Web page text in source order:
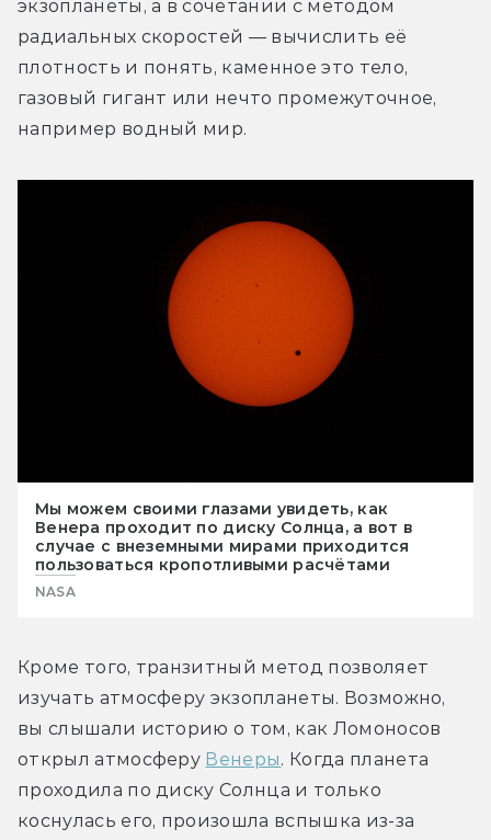
экзопланеты, а в сочетании с методом
радиальных скоростей — вычислить её
плотность и понять, каменное это тело,
газовый гигант или нечто промежуточное,
например водный мир.
Мы можем своими глазами увидеть, как
Венера проходит по диску Солнца, а вот в
случае с внеземными мирами приходится
пользоваться кропотливыми расчётами
NASA
Кроме того, транзитный метод позволяет
изучать атмосферу экзопланеты. Возможно,
вы слышали историю о том, как Ломоносов
открыл атмосферу Венеры. Когда планета
проходила по диску Солнца и только
коснулась его, произошла вспышка из-за